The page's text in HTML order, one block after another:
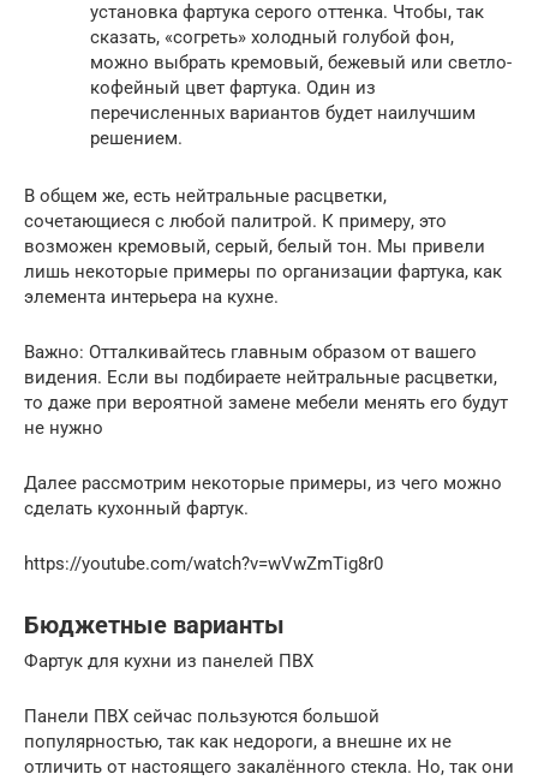
установка фартука серого оттенка. Чтобы, так
сказать, «согреть» холодный голубой фон,
можно выбрать кремовый, бежевый или светло-
кофейный цвет фартука. Один из
перечисленных вариантов будет наилучшим
решением.
В общем же, есть нейтральные расцветки,
сочетающиеся с любой палитрой. К примеру, это
возможен кремовый, серый, белый тон. Мы привели
лишь некоторые примеры по организации фартука, как
элемента интерьера на кухне.
Важно: Отталкивайтесь главным образом от вашего
видения. Если вы подбираете нейтральные расцветки,
то даже при вероятной замене мебели менять его будут
не нужно
Далее рассмотрим некоторые примеры, из чего можно
сделать кухонный фартук.
https://youtube.com/watch?v=wVwZmTig8r0
Бюджетные варианты
Фартук для кухни из панелей ПВХ
Панели ПВХ сейчас пользуются большой
популярностью, так как недороги, а внешне их не
отличить от настоящего закалённого стекла. Но, так они